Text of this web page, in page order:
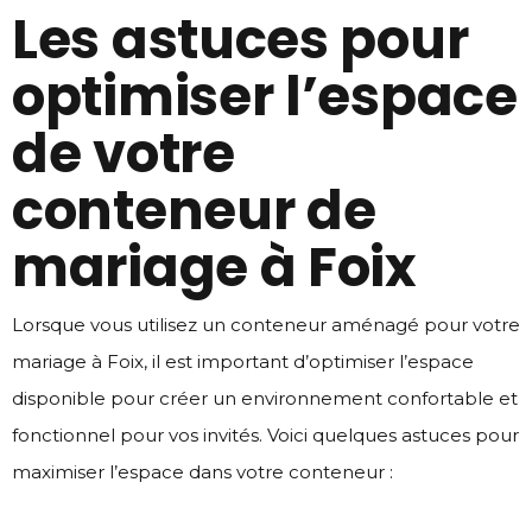
Les astuces pour
optimiser l’espace
de votre
conteneur de
mariage à Foix
Lorsque vous utilisez un conteneur aménagé pour votre
mariage à Foix, il est important d’optimiser l’espace
disponible pour créer un environnement confortable et
fonctionnel pour vos invités. Voici quelques astuces pour
maximiser l’espace dans votre conteneur :